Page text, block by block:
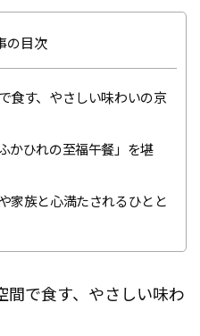
の目次
食す、やさしい味わいの京
かひれの至福午餐」を堪
家族と心満たされるひとと
間で食す、やさしい味わ